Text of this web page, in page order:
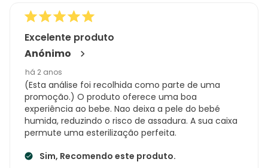
Excelente produto
Anónimo
há 2 anos
(Esta análise foi recolhida como parte de uma
promoção.) O produto oferece uma boa
experiência ao bebe. Nao deixa a pele do bebé
humida, reduzindo o risco de assadura. A sua caixa
permute uma esterilização perfeita.
Sim, Recomendo este produto.